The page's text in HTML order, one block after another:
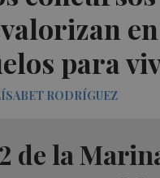
para
RODRÍGUEZ
de la